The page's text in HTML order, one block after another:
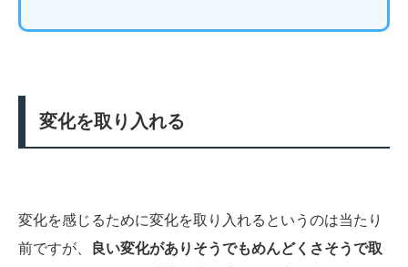
変化を取り入れる
変化を感じるために変化を取り入れるというのは当たり
前ですが、
良い変化がありそうでもめんどくさそうで取